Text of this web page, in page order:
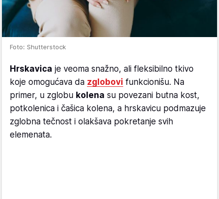
Foto: Shutterstock
Hrskavica je veoma snažno, ali fleksibilno tkivo
koje omogućava da zglobovi funkcionišu. Na
primer, u zglobu kolena su povezani butna kost,
potkolenica i čašica kolena, a hrskavicu podmazuje
zglobna tečnost i olakšava pokretanje svih
elemenata.